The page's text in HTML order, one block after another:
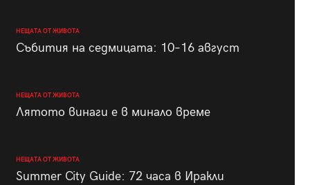
НЕЩАТА ОТ ЖИВОТА
Събития на седмицата: 10–16 август
НЕЩАТА ОТ ЖИВОТА
Лятото винаги е в минало време
НЕЩАТА ОТ ЖИВОТА
Summer City Guide: 72 часа в Иракли